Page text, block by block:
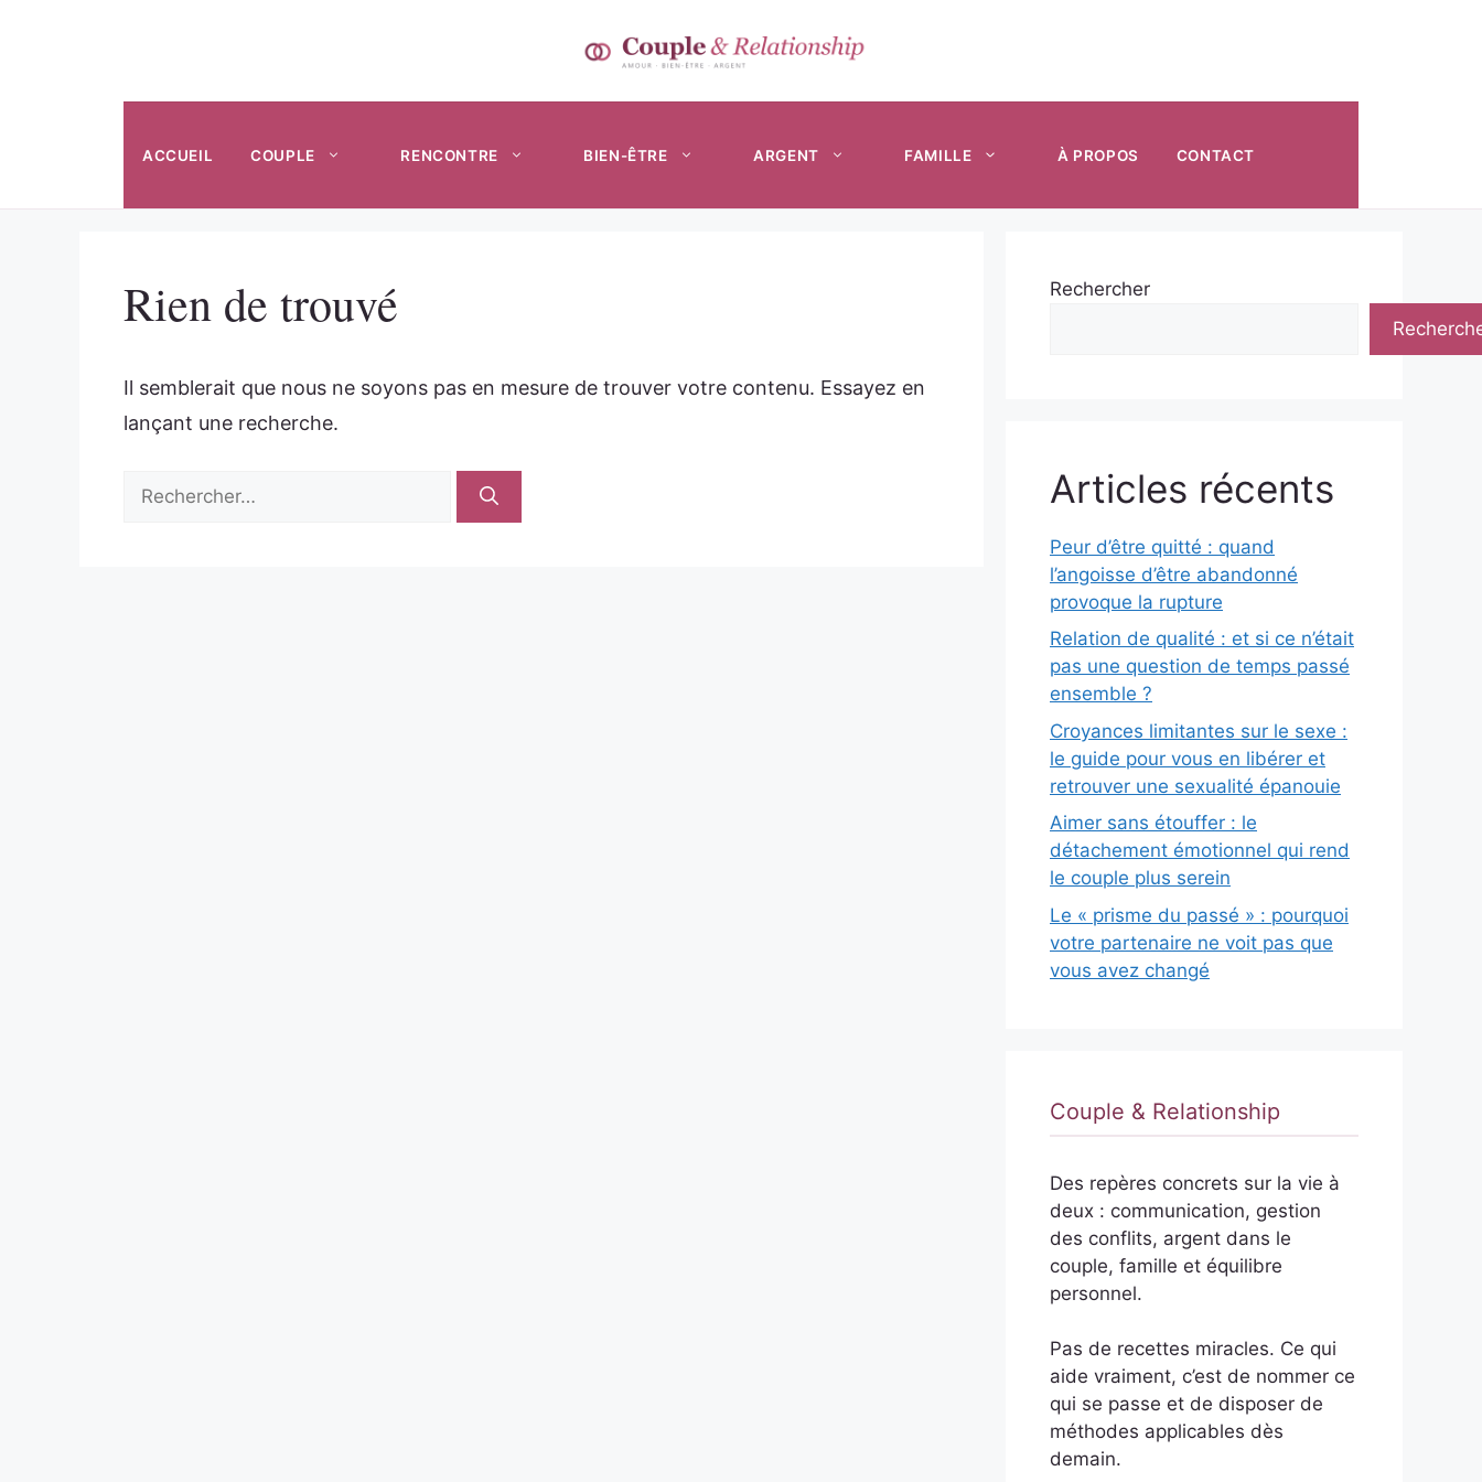
ACCUEIL COUPLE RENCONTRE BIEN-ÊTRE ARGENT FAMILLE À PROPOS CONTACT
Rien de trouvé
Il semblerait que nous ne soyons pas en mesure de trouver votre contenu. Essayez en
lançant une recherche.
Rechercher :
Rechercher
Articles récents
Peur d’être quitté : quand
l’angoisse d’être abandonné
provoque la rupture
Relation de qualité : et si ce n’était
pas une question de temps passé
ensemble ?
Croyances limitantes sur le sexe :
le guide pour vous en libérer et
retrouver une sexualité épanouie
Aimer sans étouffer : le
détachement émotionnel qui rend
le couple plus serein
Le « prisme du passé » : pourquoi
votre partenaire ne voit pas que
vous avez changé
Couple & Relationship
Des repères concrets sur la vie à
deux : communication, gestion
des conflits, argent dans le
couple, famille et équilibre
personnel.
Pas de recettes miracles. Ce qui
aide vraiment, c’est de nommer ce
qui se passe et de disposer de
méthodes applicables dès
demain.